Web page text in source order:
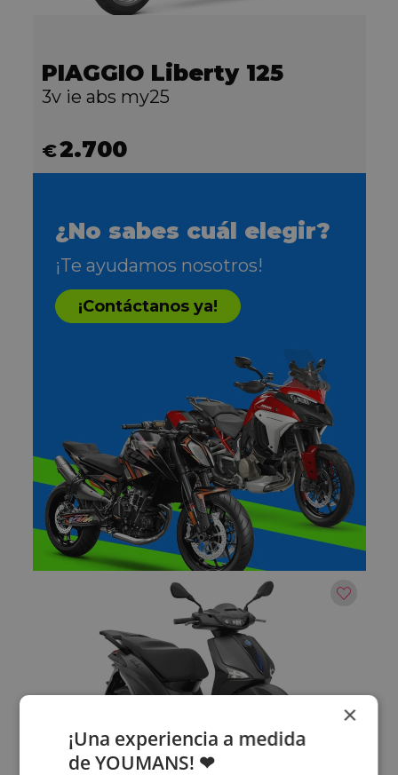
PIAGGIO Liberty 125
3v ie abs my25
€2.700
¿No sabes cuál elegir?
¡Te ayudamos nosotros!
¡Contáctanos ya!
×
¡Una experiencia a medida
de YOUMANS! ❤